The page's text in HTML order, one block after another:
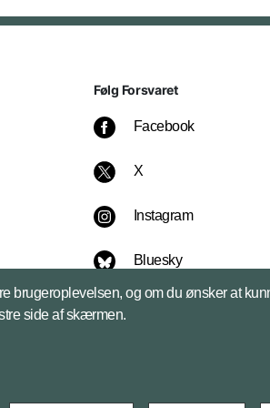
Følg Forsvaret
Facebook
X
Instagram
Bluesky
LinkedIn
brugeroplevelsen, og om du ønsker at
side af skærmen.